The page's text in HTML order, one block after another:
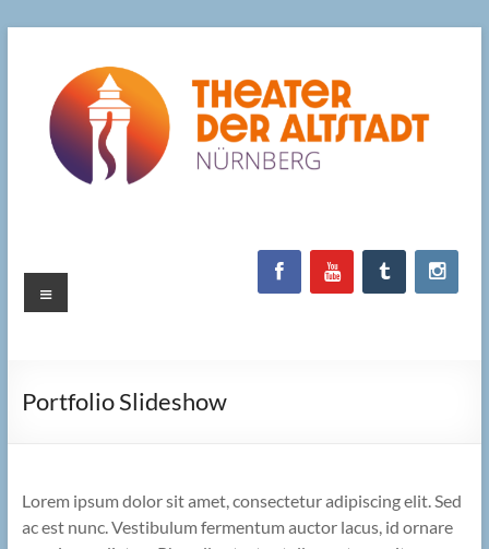
springen
Menü
Portfolio Slideshow
Lorem ipsum dolor sit amet, consectetur adipiscing elit. Sed
ac est nunc. Vestibulum fermentum auctor lacus, id ornare